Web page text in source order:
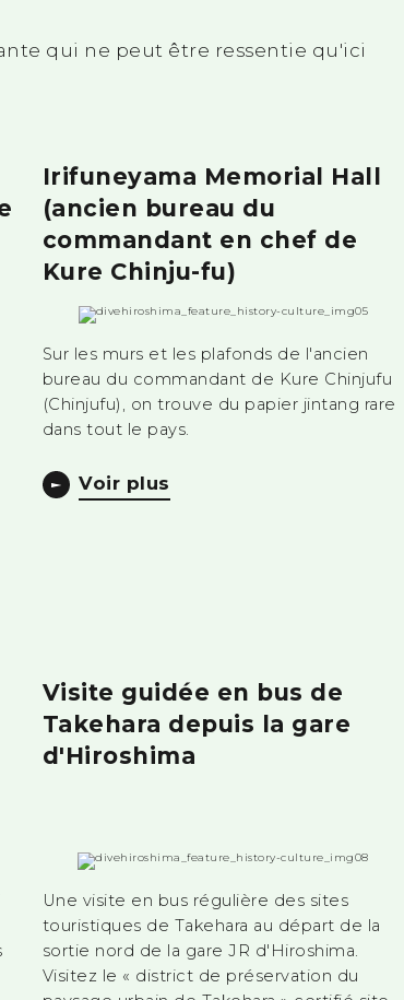
qui ne peut être ressentie qu'ici
Irifuneyama Memorial Hall
(ancien bureau du
commandant en chef de
Kure Chinju-fu)
Sur les murs et les plafonds de l'ancien
bureau du commandant de Kure Chinjufu
(Chinjufu), on trouve du papier jintang rare
dans tout le pays.
Voir plus
Visite guidée en bus de
Takehara depuis la gare
d'Hiroshima
Une visite en bus régulière des sites
touristiques de Takehara au départ de la
sortie nord de la gare JR d'Hiroshima.
Visitez le « district de préservation du